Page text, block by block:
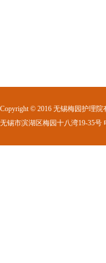
Copyright © 2016 无锡梅园护理院
无锡市滨湖区梅园十八湾19-35号